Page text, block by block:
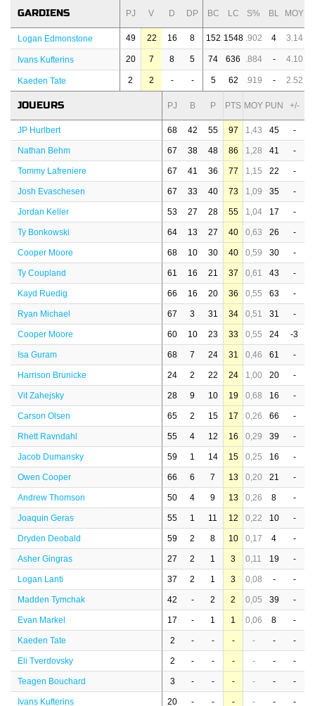
GARDIENS PJ V D DP BC LC S% BL MOY
Logan Edmonstone 49 22 16 8 152 1548 .902 4 3.14
Ivans Kufterins 20 7 8 5 74 636 .884 - 4.10
Kaeden Tate 2 2 - - 5 62 .919 - 2.52
JOUEURS PJ B P PTS MOY PUN +/-
JP Hurlbert 68 42 55 97 1,43 45 -
Nathan Behm 67 38 48 86 1,28 41 -
Tommy Lafreniere 67 41 36 77 1,15 22 -
Josh Evaschesen 67 33 40 73 1,09 35 -
Jordan Keller 53 27 28 55 1,04 17 -
Ty Bonkowski 64 13 27 40 0,63 26 -
Cooper Moore 68 10 30 40 0,59 30 -
Ty Coupland 61 16 21 37 0,61 43 -
Kayd Ruedig 66 16 20 36 0,55 63 -
Ryan Michael 67 3 31 34 0,51 31 -
Cooper Moore 60 10 23 33 0,55 24 -3
Isa Guram 68 7 24 31 0,46 61 -
Harrison Brunicke 24 2 22 24 1,00 20 -
Vit Zahejsky 28 9 10 19 0,68 16 -
Carson Olsen 65 2 15 17 0,26 66 -
Rhett Ravndahl 55 4 12 16 0,29 39 -
Jacob Dumansky 59 1 14 15 0,25 16 -
Owen Cooper 66 6 7 13 0,20 21 -
Andrew Thomson 50 4 9 13 0,26 8 -
Joaquin Geras 55 1 11 12 0,22 10 -
Dryden Deobald 59 2 8 10 0,17 4 -
Asher Gingras 27 2 1 3 0,11 19 -
Logan Lanti 37 2 1 3 0,08 - -
Madden Tymchak 42 - 2 2 0,05 39 -
Evan Markel 17 - 1 1 0,06 8 -
Kaeden Tate 2 - - - - - -
Eli Tverdovsky 2 - - - - - -
Teagen Bouchard 3 - - - - - -
Ivans Kufterins 20 - - - - - -